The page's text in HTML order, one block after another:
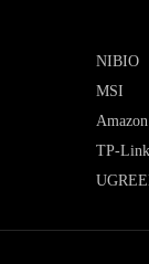
NIBIO
MSI
Amazon
TP-Link